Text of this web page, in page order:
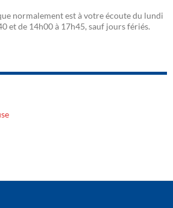
normalement est à votre écoute du lundi
et de 14h00 à 17h45, sauf jours fériés.